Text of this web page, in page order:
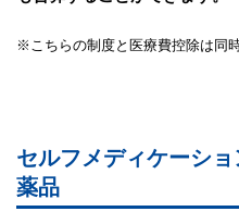
※こちらの制度と医療費控除は同
セルフメディケーシ
薬品